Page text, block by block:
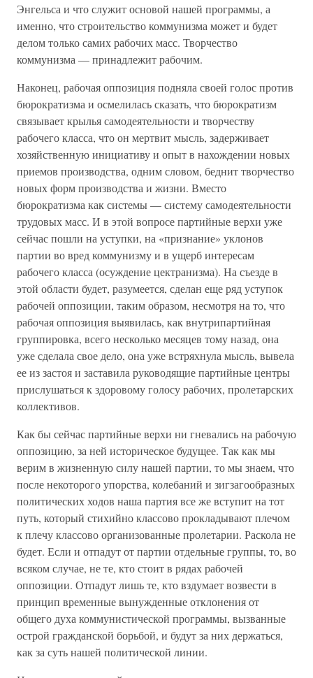
Энгельса и что служит основой нашей программы, а
именно, что строительство коммунизма может и будет
делом только самих рабочих масс. Творчество
коммунизма — принадлежит рабочим.
Наконец, рабочая оппозиция подняла своей голос против
бюрократизма и осмелилась сказать, что бюрократизм
связывает крылья самодеятельности и творчеству
рабочего класса, что он мертвит мысль, задерживает
хозяйственную инициативу и опыт в нахождении новых
приемов производства, одним словом, беднит творчество
новых форм производства и жизни. Вместо
бюрократизма как системы — систему самодеятельности
трудовых масс. И в этой вопросе партийные верхи уже
сейчас пошли на уступки, на «признание» уклонов
партии во вред коммунизму и в ущерб интересам
рабочего класса (осуждение цектранизма). На съезде в
этой области будет, разумеется, сделан еще ряд уступок
рабочей оппозиции, таким образом, несмотря на то, что
рабочая оппозиция выявилась, как внутрипартийная
группировка, всего несколько месяцев тому назад, она
уже сделала свое дело, она уже встряхнула мысль, вывела
ее из застоя и заставила руководящие партийные центры
прислушаться к здоровому голосу рабочих, пролетарских
коллективов.
Как бы сейчас партийные верхи ни гневались на рабочую
оппозицию, за ней историческое будущее. Так как мы
верим в жизненную силу нашей партии, то мы знаем, что
после некоторого упорства, колебаний и зигзагообразных
политических ходов наша партия все же вступит на тот
путь, который стихийно классово прокладывают плечом
к плечу классово организованные пролетарии. Раскола не
будет. Если и отпадут от партии отдельные группы, то, во
всяком случае, не те, кто стоит в рядах рабочей
оппозиции. Отпадут лишь те, кто вздумает возвести в
принцип временные вынужденные отклонения от
общего духа коммунистической программы, вызванные
острой гражданской борьбой, и будут за них держаться,
как за суть нашей политической линии.